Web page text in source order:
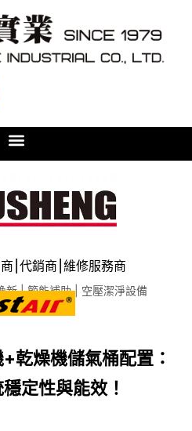
⎮代銷商⎮維修服務商
新 | 節能補助 | 空壓潔淨設備
乾燥機儲氣桶配置：
定性與能效！